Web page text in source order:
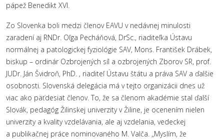
pápež Benedikt XVI.
Zo Slovenka boli medzi členov EAVU v nedávnej minulosti
zaradení aj RNDr. Oľga Pecháňová, DrSc., riaditeľka Ústavu
normálnej a patologickej fyziológie SAV, Mons. František Drábek,
biskup – ordinár Ozbrojených síl a ozbrojených Zborov SR, prof.
JUDr. Ján Švidroň, PhD. , riaditeľ Ústavu štátu a práva SAV a ďalšie
osobnosti. Slovenská delegácia má v tejto organizácii dnes už
viac ako päťdesiat členov. To, že sa členom akadémie stal ďalší
Slovák, pedagóg Žilinskej univerzity v Žiline, je ocenením nielen
univerzity a kvality vzdelávania, ale aj vzdelania, vedeckej
a publikačnej práce nominovaného M. Valča. „Myslím, že